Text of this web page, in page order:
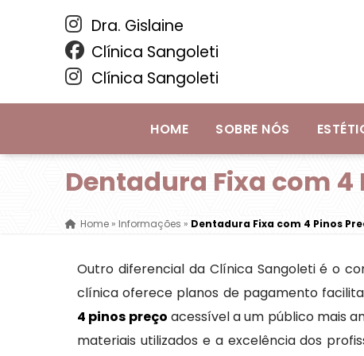
Dra. Gislaine
Clínica Sangoleti
Clínica Sangoleti
HOME SOBRE NÓS
Dentadura Fixa com
Home»Informações » Dentadura Fixa com 4 Pinos
Outro diferencial da Clínica Sangoleti é o
clínica oferece planos de pagamento
4 pinos preço acessível a um público mais
materiais utilizados e a excelência dos